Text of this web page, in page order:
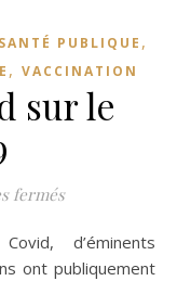
SANTÉ PUBLIQUE ,
, VACCINATION
sur le
ferméssur Un autre
ont publiquement